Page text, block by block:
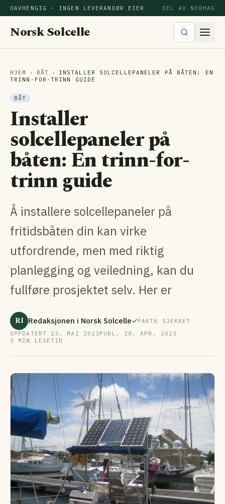
UAVHENGIG · INGEN LEVERANDØR EIER DEL AV NORHAG
Norsk Solcelle
HJEM › BÅT ›
INSTALLER SOLCELLEPANELER PÅ BÅTEN: EN
TRINN-FOR-TRINN GUIDE
BÅT
Installer
solcellepaneler på
båten: En trinn-for-
trinn guide
Å installere solcellepaneler på
fritidsbåten din kan virke
utfordrende, men med riktig
planlegging og veiledning, kan du
fullføre prosjektet selv. Her er
RI Redaksjonen i Norsk Solcelle
FAKTA SJEKKET
OPPDATERT 23. MAI 2023 PUBL. 28. APR. 2023
3 MIN LESETID